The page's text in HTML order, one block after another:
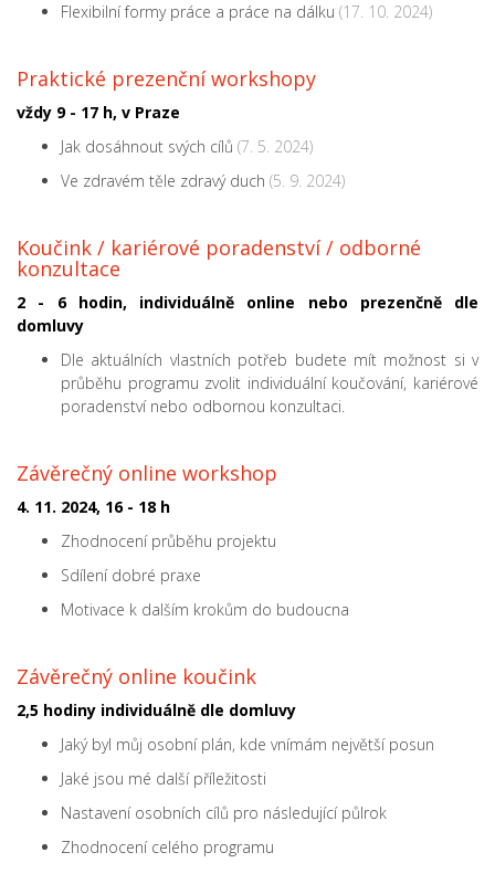
Flexibilní formy práce a práce na dálku (17. 10. 2024)
Praktické prezenční workshopy
vždy 9 - 17 h, v Praze
Jak dosáhnout svých cílů (7. 5. 2024)
Ve zdravém těle zdravý duch (5. 9. 2024)
Koučink / kariérové poradenství / odborné
konzultace
2 - 6 hodin, individuálně online nebo prezenčně dle
domluvy
Dle aktuálních vlastních potřeb budete mít možnost si v
průběhu programu zvolit individuální koučování, kariérové
poradenství nebo odbornou konzultaci.
Závěrečný online workshop
4. 11. 2024, 16 - 18 h
Zhodnocení průběhu projektu
Sdílení dobré praxe
Motivace k dalším krokům do budoucna
Závěrečný online koučink
2,5 hodiny individuálně dle domluvy
Jaký byl můj osobní plán, kde vnímám největší posun
Jaké jsou mé další příležitosti
Nastavení osobních cílů pro následující půlrok
Zhodnocení celého programu